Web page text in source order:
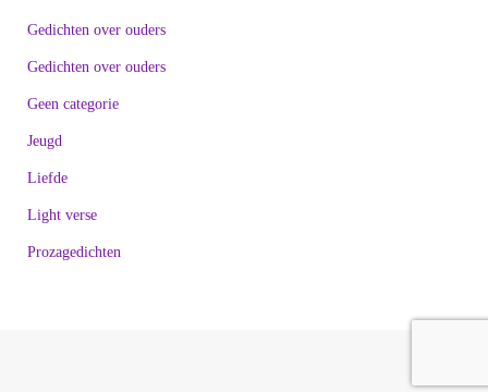
Gedichten over ouders
Gedichten over ouders
Geen categorie
Jeugd
Liefde
Light verse
Prozagedichten